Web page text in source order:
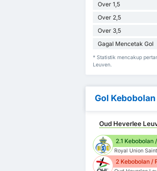
Over 1,5
Over 2,5
Over 3,5
Gagal Mencetak Gol
* Statistik mencakup
Leuven.
Gol Kebobolan
Oud Heverlee
2.1 Kebobolan
Royal Union
2 Kebobolan /